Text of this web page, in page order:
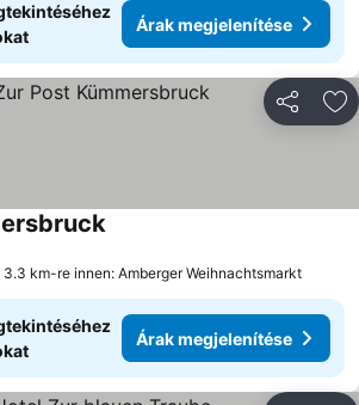
Árak megjelenítése
Árak megjelenítése
3.3 km-re innen: Amberger Weihnachtsmarkt
Árak megjelenítése